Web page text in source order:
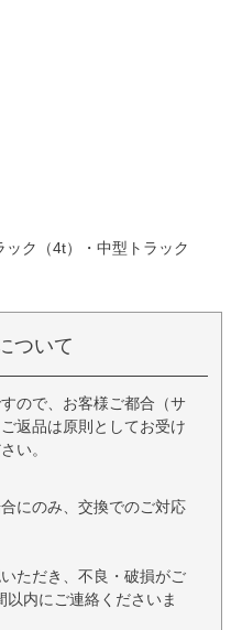
ク（4t）・中型トラック
ついて
ので、お客様ご都合（サ
返品は原則としてお受け
い。
にのみ、交換でのご対応
ただき、不良・破損がご
内にご連絡くださいま